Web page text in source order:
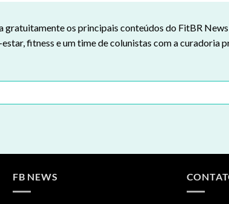
gratuitamente os principais conteúdos do FitBR
fitness e um time de colunistas com a curadoria
FB NEWS